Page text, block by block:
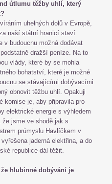
útlumu těžby uhlí, který
uhelných dolů v Evropě,
naší státní hranicí staví
v budoucnu možná dodávat
dražší peníze. Na to
vlády, které by se mohla
bohatství, které je možné
se stávajícími dobývacími
obnovit těžbu uhlí. Opakuji
komise je, aby připravila pro
elektrické energie s výhledem
jsme ve shodě jak s
průmyslu Havlíčkem v
jaderná elektřina, a do
republice dál těžit.
hlubinné dobývání je